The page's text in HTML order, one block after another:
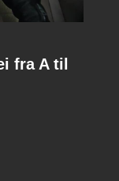
fra A til